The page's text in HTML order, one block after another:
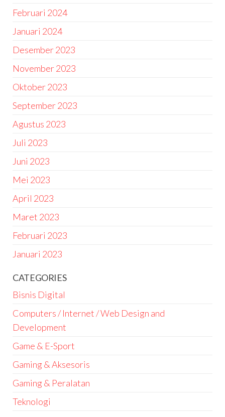
Februari 2024
Januari 2024
Desember 2023
November 2023
Oktober 2023
September 2023
Agustus 2023
Juli 2023
Juni 2023
Mei 2023
April 2023
Maret 2023
Februari 2023
Januari 2023
CATEGORIES
Bisnis Digital
Computers / Internet / Web Design and
Development
Game & E-Sport
Gaming & Aksesoris
Gaming & Peralatan
Teknologi